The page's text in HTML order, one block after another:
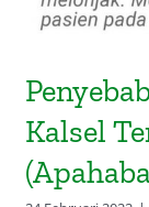
Kalsel